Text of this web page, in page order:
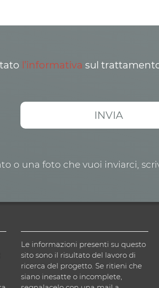
l’informativa sul
o una foto che vuoi inviarci,
Le informazioni presenti su questo
sito sono il risultato del lavoro di
ricerca del progetto. Se ritieni che
siano inesatte o incomplete,